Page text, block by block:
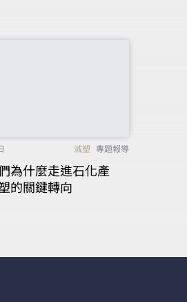
減塑 專題報導
為什麼走進石化產
的關鍵轉向